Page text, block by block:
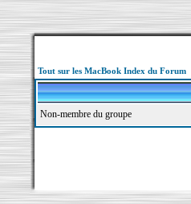
Tout sur les MacBook Index du Forum
Non-membre du groupe